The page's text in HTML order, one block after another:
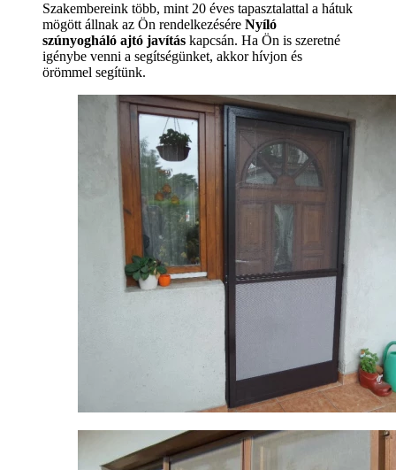
Szakembereink több, mint 20 éves tapasztalattal a hátuk
mögött állnak az Ön rendelkezésére Nyíló
szúnyogháló ajtó javítás kapcsán. Ha Ön is szeretné
igénybe venni a segítségünket, akkor hívjon és
örömmel segítünk.